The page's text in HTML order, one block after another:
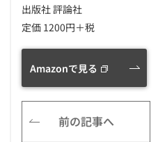
出版社 評論社
定価 1200円＋税
Amazonで見る
前の記事へ